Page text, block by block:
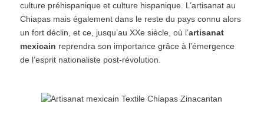
culture préhispanique et culture hispanique. L’artisanat au
Chiapas mais également dans le reste du pays connu alors
un fort déclin, et ce, jusqu’au XXe siècle, où l’artisanat
mexicain reprendra son importance grâce à l’émergence
de l’esprit nationaliste post-révolution.